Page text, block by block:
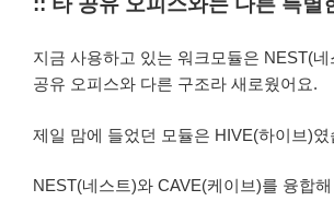
지금 사용하고 있는 워크모듈은 NEST(
공유 오피스와 다른 구조라 새로웠어요.
제일 맘에 들었던 모듈은 HIVE(하이브)였
NEST(네스트)와 CAVE(케이브)를 융합